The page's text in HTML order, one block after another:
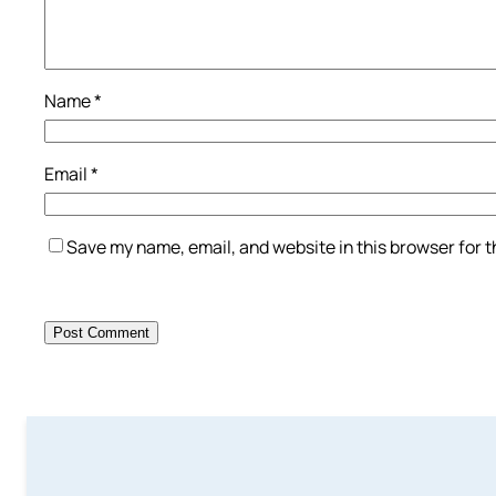
Name*
Email*
Save my name, email, and website in this browser for